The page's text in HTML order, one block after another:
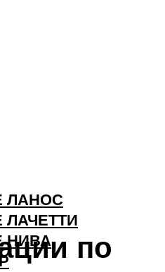
ЛАНОС
НИВА
по